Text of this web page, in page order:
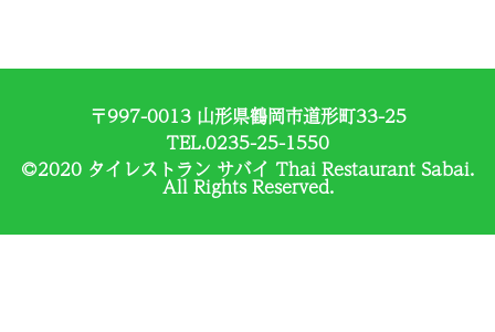
〒997-0013 山形県鶴岡市道形町33-25
TEL.0235-25-1550
©2020 タイレストラン サバイ Thai Restaurant Sabai.
All Rights Reserved.